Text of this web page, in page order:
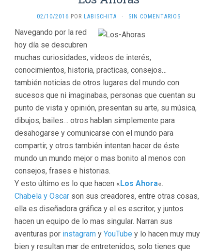
02/10/2016 POR LABISCHITA · SIN COMENTARIOS
Navegando por la red
hoy día se descubren
muchas curiosidades, videos de interés,
conocimientos, historia, practicas, consejos…
también noticias de otros lugares del mundo con
sucesos que ni imaginabas, personas que cuentan su
punto de vista y opinión, presentan su arte, su música,
dibujos, bailes… otros hablan simplemente para
desahogarse y comunicarse con el mundo para
compartir, y otros también intentan hacer de éste
mundo un mundo mejor o mas bonito al menos con
consejos, frases e historias.
Y esto último es lo que hacen « Los Ahora«.
Chabela y Oscar son sus creadores, entre otras cosas,
ella es diseñadora gráfica y el es escritor, y juntos
hacen un equipo de lo mas singular. Narran sus
aventuras por instagram y YouTube y lo hacen muy muy
bien y resultan mar de entretenidos, solo tienes que